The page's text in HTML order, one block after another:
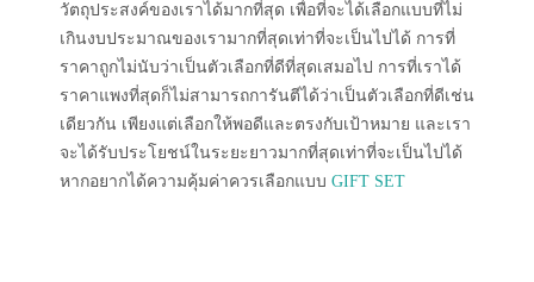
วัตถุประสงค์ของเราได้มากที่สุด เพื่อที่จะได้เลือกแบบที่ไม่
เกินงบประมาณของเรามากที่สุดเท่าที่จะเป็นไปได้ การที่
ราคาถูกไม่นับว่าเป็นตัวเลือกที่ดีที่สุดเสมอไป การที่เราได้
ราคาแพงที่สุดก็ไม่สามารถการันตีได้ว่าเป็นตัวเลือกที่ดีเช่น
เดียวกัน เพียงแต่เลือกให้พอดีและตรงกับเป้าหมาย และเรา
จะได้รับประโยชน์ในระยะยาวมากที่สุดเท่าที่จะเป็นไปได้
หากอยากได้ความคุ้มค่าควรเลือกแบบ GIFT SET